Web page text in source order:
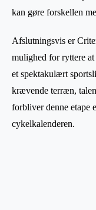
kan gøre forskellen
Afslutningsvis er
mulighed for ryttere
et spektakulært
krævende terræn,
forbliver denne etape
cykelkalenderen.